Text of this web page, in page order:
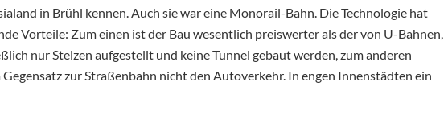
in Brühl kennen. Auch sie war eine Monorail-Bahn. Die Technologie hat
Vorteile: Zum einen ist der Bau wesentlich preiswerter als der von U-Bahnen,
nur Stelzen aufgestellt und keine Tunnel gebaut werden, zum anderen
zur Straßenbahn nicht den Autoverkehr. In engen Innenstädten ein